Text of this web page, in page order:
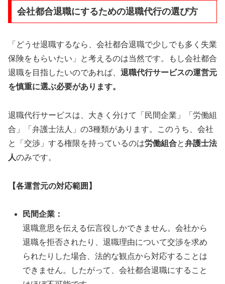
会社都合退職にするための退職代行の選び方
「どうせ退職するなら、会社都合退職で少しでも多く失業
保険をもらいたい」と考えるのは当然です。もし会社都合
退職を目指したいのであれば、 退職代行サービスの運営元
を慎重に選ぶ必要があります。
退職代行サービスは、大きく分けて「民間企業」「労働組
合」「弁護士法人」の3種類があります。このうち、会社
と「交渉」する権限を持っているのは労働組合と弁護士法
人のみです。
【各運営元の対応範囲】
民間企業：
退職意思を伝える伝言役しかできません。会社から
退職を拒否されたり、退職理由について交渉を求め
られたりした場合、法的な観点から対応することは
できません。したがって、会社都合退職にすること